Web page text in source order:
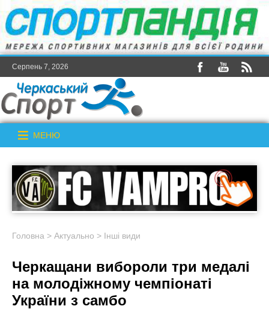
Серпень 7, 2026
МЕНЮ
Головна > Актуально > Інші види
Черкащани вибороли три медалі
на молодіжному чемпіонаті
України з самбо